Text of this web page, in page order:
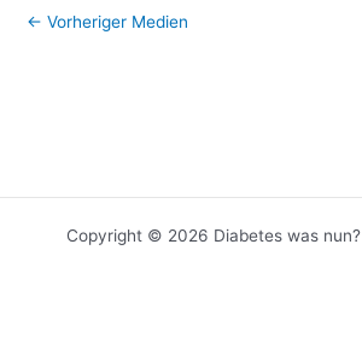
← Vorheriger Medien
Copyright © 2026 Diabetes was nun?